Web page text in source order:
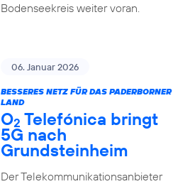
Bodenseekreis weiter voran.
06. Januar 2026
BESSERES NETZ FÜR DAS PADERBORNER
LAND
O2 Telefónica bringt
5G nach
Grundsteinheim
Der Telekommunikationsanbieter